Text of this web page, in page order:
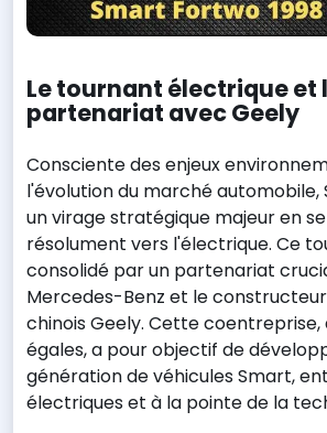
Le tournant électrique et
partenariat avec Geely
Consciente des enjeux
l'évolution du marché
un virage stratégique majeur en
résolument vers l'électrique. Ce
consolidé par un partenariat
Mercedes-Benz et le
chinois Geely. Cette
égales, a pour objectif de
génération de véhicules Smart,
électriques et à la pointe de la